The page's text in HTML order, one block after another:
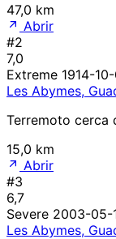
47,0 km
Abrir
#2
7,0
Extreme 1914-
Les Abymes,
Terremoto cerca
15,0 km
Abrir
#3
6,7
Severe 2003-05-
Les Abymes,